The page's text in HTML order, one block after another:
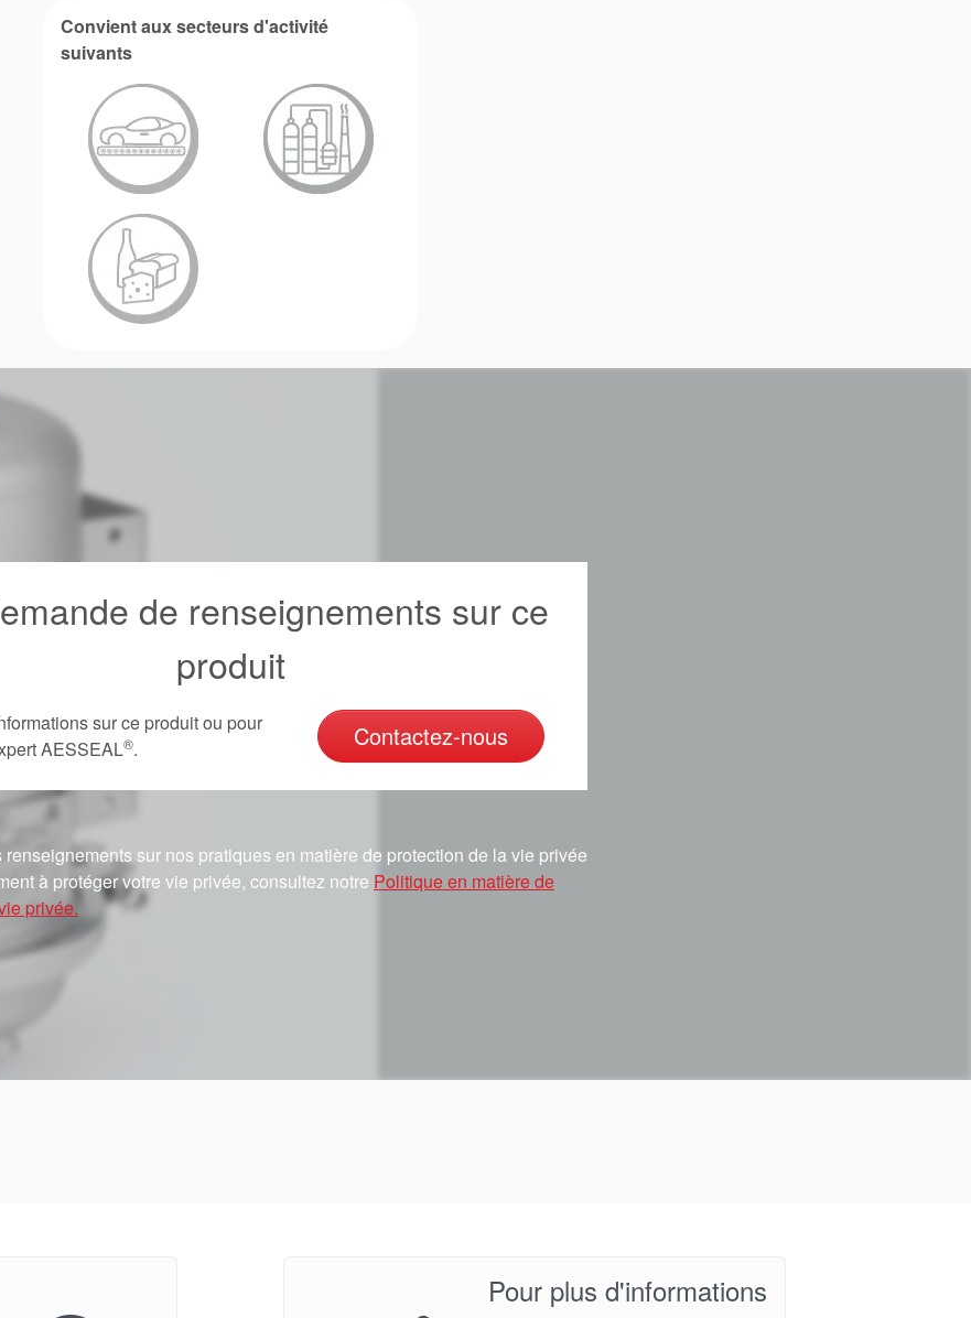
Convient aux secteurs d'activité
suivants
de renseignements sur ce
produit
sur ce produit ou pour
AESSEAL®. Contactez-nous
renseignements sur nos pratiques en matière de protection de la vie privée
à protéger votre vie privée, consultez notre Politique en matière de
privée.
Pour plus d'informations